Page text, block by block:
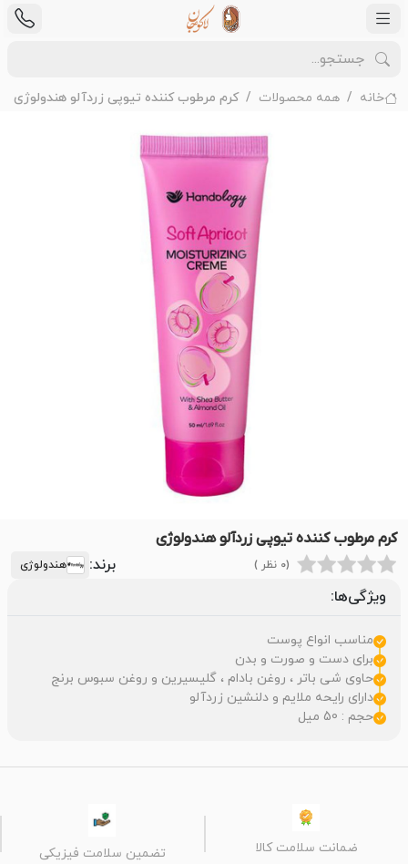
خانه همه محصولات کرم مرطوب کننده تیوپی زردآلو هندولوژی
کرم مرطوب کننده تیوپی زردآلو هندولوژی
(0 نظر ) برند: هندولوژی
ویژگی‌ها:
مناسب انواع پوست
برای دست و صورت و بدن
حاوی شی باتر ، روغن بادام ، گلیسیرین و روغن سبوس برنج
دارای رایحه ملایم و دلنشین زردآلو
حجم : 50 میل
ضمانت سلامت کالا تضمین سلامت فیزیکی